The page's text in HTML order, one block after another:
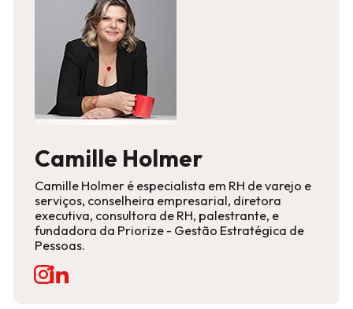
Camille Holmer
Camille Holmer é especialista em RH de varejo e
serviços, conselheira empresarial, diretora
executiva, consultora de RH, palestrante, e
fundadora da Priorize - Gestão Estratégica de
Pessoas.